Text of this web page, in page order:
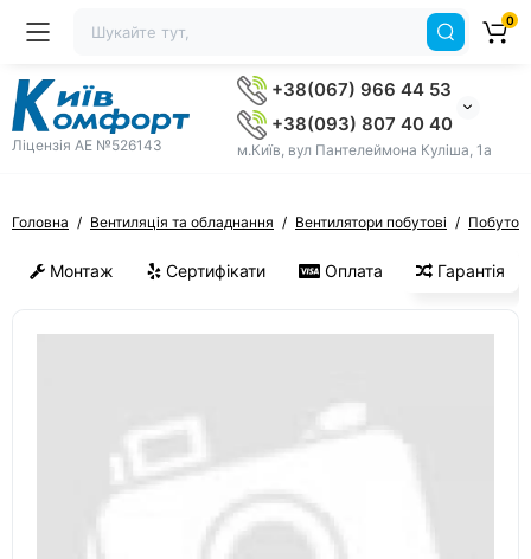
Ліцензія AE №526143
+38(067) 966 44 53
+38(093) 807 40 40
м.Київ, вул Пантелеймона Куліша, 1а
0
Головна Вентиляція та обладнання Вентилятори побутові
Монтаж Сертифікати Оплата Гарантія